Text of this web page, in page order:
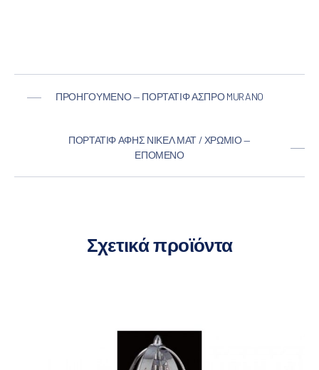
ΠΡΟΗΓΟΎΜΕΝΟ — ΠΟΡΤΑΤΊΦ ΆΣΠΡΟ MURANO
ΠΟΡΤΑΤΊΦ ΑΦΉΣ ΝΊΚΕΛ ΜΑΤ / ΧΡΏΜΙΟ —
ΕΠΌΜΕΝΟ
Σχετικά προϊόντα